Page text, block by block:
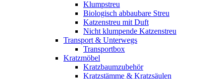
Klumpstreu
Biologisch abbaubare Streu
Katzenstreu mit Duft
Nicht klumpende Katzenstreu
Transport & Unterwegs
Transportbox
Kratzmöbel
Kratzbaumzubehör
Kratzstämme & Kratzsäulen